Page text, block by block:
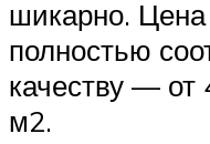
шикарно.
полностью
качеству —
м2.